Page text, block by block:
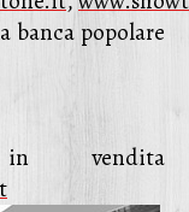
popolare
vendita